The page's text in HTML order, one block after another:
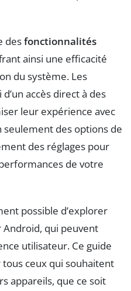
desfonctionnalités
ainsi une efficacité
du système. Les
accès direct à des
leur expérience avec
seulement des options de
des réglages pour
de votre
possible d’explorer
Android, qui peuvent
utilisateur. Ce guide
ceux qui souhaitent
appareils, que ce soit